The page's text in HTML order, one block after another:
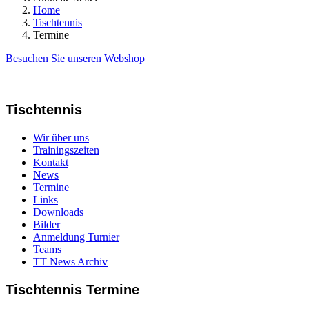
Home
Tischtennis
Termine
Besuchen Sie unseren Webshop
Tischtennis
Wir über uns
Trainingszeiten
Kontakt
News
Termine
Links
Downloads
Bilder
Anmeldung Turnier
Teams
TT News Archiv
Tischtennis Termine